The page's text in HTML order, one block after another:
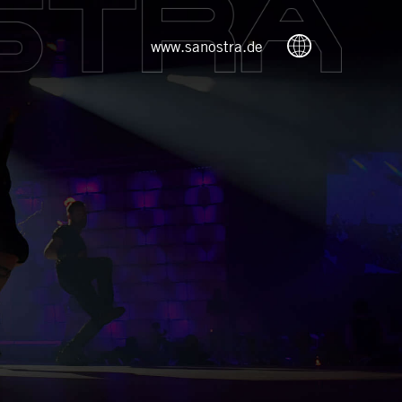
www.sanostra.de